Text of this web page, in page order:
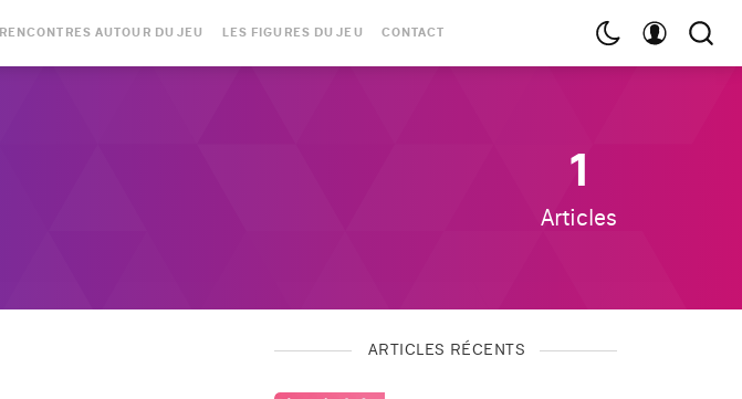
RENCONTRES AUTOUR DU JEU LES FIGURES DU JEU CONTACT
1
Articles
ARTICLES RÉCENTS